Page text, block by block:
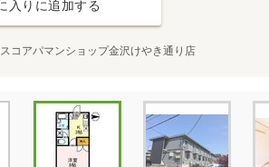
入りに追加する
スコアパマンショップ金沢けやき通り店